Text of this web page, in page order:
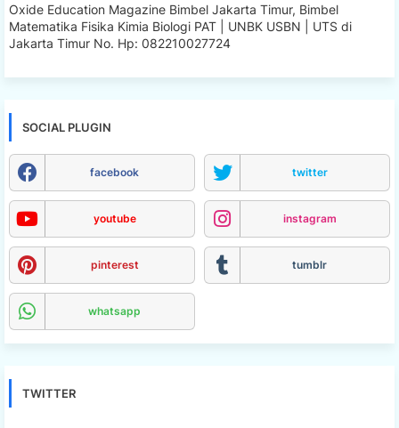
Oxide Education Magazine Bimbel Jakarta Timur, Bimbel
Matematika Fisika Kimia Biologi PAT | UNBK USBN | UTS di
Jakarta Timur No. Hp: 082210027724
SOCIAL PLUGIN
facebook twitter
youtube instagram
pinterest tumblr
whatsapp
TWITTER